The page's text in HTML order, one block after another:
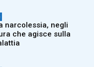
narcolessia, negli
che agisce sulla